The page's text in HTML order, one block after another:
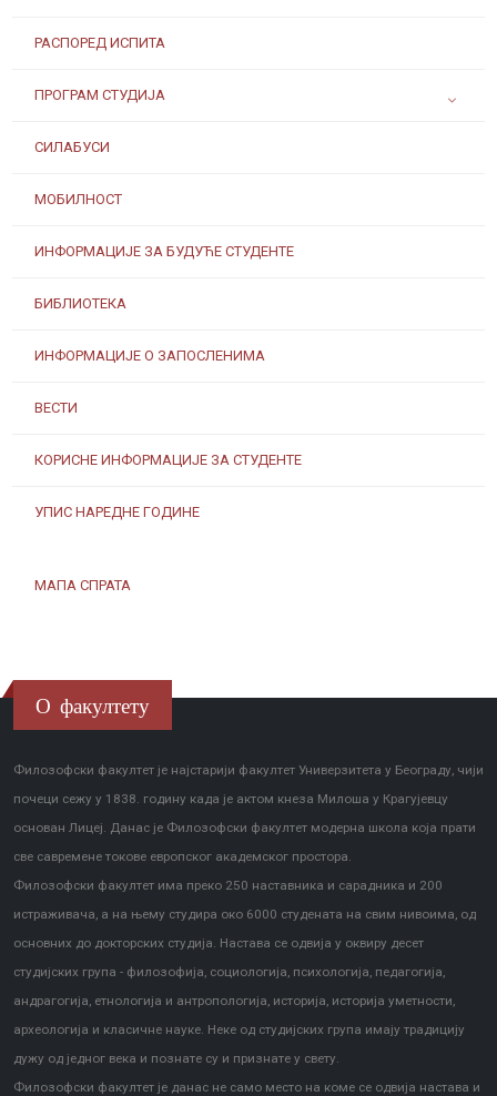
РАСПОРЕД ИСПИТА
ПРОГРАМ СТУДИЈА
СИЛАБУСИ
МОБИЛНОСТ
ИНФОРМАЦИЈЕ ЗА БУДУЋЕ СТУДЕНТЕ
БИБЛИОТЕКА
ИНФОРМАЦИЈЕ О ЗАПОСЛЕНИМА
ВЕСТИ
КОРИСНЕ ИНФОРМАЦИЈЕ ЗА СТУДЕНТЕ
УПИС НАРЕДНЕ ГОДИНЕ
МАПА СПРАТА
О факултету
Филозофски факултет је најстарији факултет Универзитета у Београду, чији
почеци сежу у 1838. годину када је актом кнеза Милоша у Крагујевцу
основан Лицеј. Данас је Филозофски факултет модерна школа која прати
све савремене токове европског академског простора.
Филозофски факултет има преко 250 наставника и сарадника и 200
истраживача, а на њему студира око 6000 студената на свим нивоима, од
основних до докторских студија. Настава се одвија у оквиру десет
студијских група - филозофија, социологија, психологија, педагогија,
андрагогија, етнологија и антропологија, историја, историја уметности,
археологија и класичне науке. Неке од студијских група имају традицију
дужу од једног века и познате су и признате у свету.
Филозофски факултет је данас не само место на коме се одвија настава и